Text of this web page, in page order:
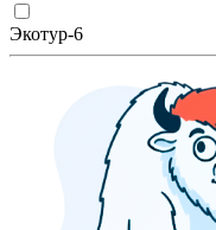
Экотур-6